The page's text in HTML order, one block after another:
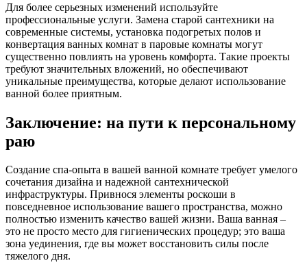
Для более серьезных изменений используйте
профессиональные услуги. Замена старой сантехники на
современные системы, установка подогретых полов и
конвертация ванных комнат в паровые комнаты могут
существенно повлиять на уровень комфорта. Такие проекты
требуют значительных вложений, но обеспечивают
уникальные преимущества, которые делают использование
ванной более приятным.
Заключение: на пути к персональному
раю
Создание спа-опыта в вашей ванной комнате требует умелого
сочетания дизайна и надежной сантехнической
инфраструктуры. Привнося элементы роскоши в
повседневное использование вашего пространства, можно
полностью изменить качество вашей жизни. Ваша ванная –
это не просто место для гигиенических процедур; это ваша
зона уединения, где вы может восстановить силы после
тяжелого дня.